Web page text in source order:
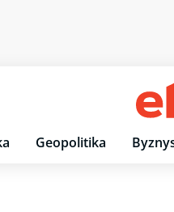
Geopolitika